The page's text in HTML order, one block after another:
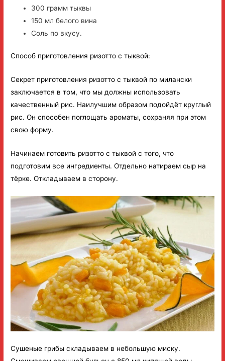
300 грамм тыквы
150 мл белого вина
Соль по вкусу.
Способ приготовления ризотто с тыквой:
Секрет приготовления ризотто с тыквой по милански
заключается в том, что мы должны использовать
качественный рис. Наилучшим образом подойдёт круглый
рис. Он способен поглощать ароматы, сохраняя при этом
свою форму.
Начинаем готовить ризотто с тыквой с того, что
подготовим все ингредиенты. Отдельно натираем сыр на
тёрке. Откладываем в сторону.
Сушеные грибы складываем в небольшую миску.